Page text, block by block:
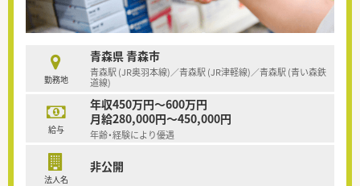
勤務地
青森県 青森市
青森駅 (JR奥羽本線)／青森駅 (JR津軽線)／青森駅 (青い森鉄
道線)
給与
年収450万円～600万円
月給280,000円～450,000円
年齢・経験により優遇
法人名
非公開